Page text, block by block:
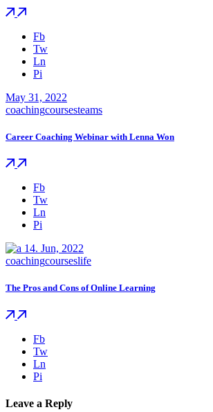
Fb
Tw
Ln
Pi
May 31, 2022
coachingcoursesteams
Career Coaching Webinar with Lenna Won
Fb
Tw
Ln
Pi
14. Jun, 2022
coachingcourseslife
The Pros and Cons of Online Learning
Fb
Tw
Ln
Pi
Leave a Reply